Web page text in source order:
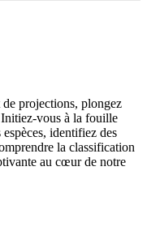
de projections, plongez
vous à la fouille
identifiez des
la classification
au cœur de notre